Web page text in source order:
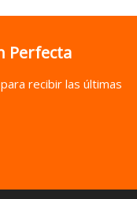
Perfecta
recibir las últimas